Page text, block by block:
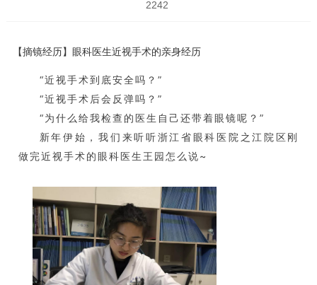
2242
【摘镜经历】眼科医生近视手术的亲身经历
“近视手术到底安全吗？”
“近视手术后会反弹吗？”
“为什么给我检查的医生自己还带着眼镜呢？”
新年伊始，我们来听听浙江省眼科医院之江院区刚
做完近视手术的眼科医生王园怎么说~